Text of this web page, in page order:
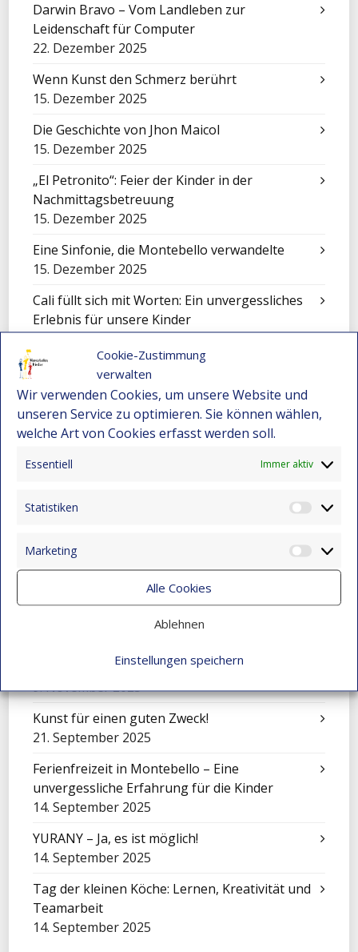
Cookie-Zustimmung
verwalten
Wir verwenden Cookies, um unsere Website und
unseren Service zu optimieren. Sie können wählen,
welche Art von Cookies erfasst werden soll.
Essentiell Immer aktiv
Statistiken
Marketing
Alle Cookies
Ablehnen
Einstellungen speichern
Darwin Bravo – Vom Landleben zur
Leidenschaft für Computer
22. Dezember 2025
Wenn Kunst den Schmerz berührt
15. Dezember 2025
Die Geschichte von Jhon Maicol
15. Dezember 2025
„El Petronito“: Feier der Kinder in der
Nachmittagsbetreuung
15. Dezember 2025
Eine Sinfonie, die Montebello verwandelte
15. Dezember 2025
Cali füllt sich mit Worten: Ein unvergessliches
Erlebnis für unsere Kinder
15. Dezember 2025
Festival-Seminar für Orchesterleitung 2025 –
Wo Gemeinschaft und Musik neue Wege
eröffnen
15. Dezember 2025
Eine Sinfonie der Kulturen: Mensajeros de
9. November 2025
Konzert in Montebello
macht seinen Abschluss
9. November 2025
Kunst für einen guten Zweck!
21. September 2025
Ferienfreizeit in Montebello – Eine
unvergessliche Erfahrung für die Kinder
14. September 2025
YURANY – Ja, es ist möglich!
14. September 2025
Tag der kleinen Köche: Lernen, Kreativität und
Teamarbeit
14. September 2025